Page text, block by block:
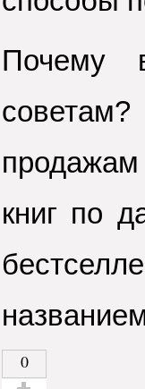
Почему
книг по
0